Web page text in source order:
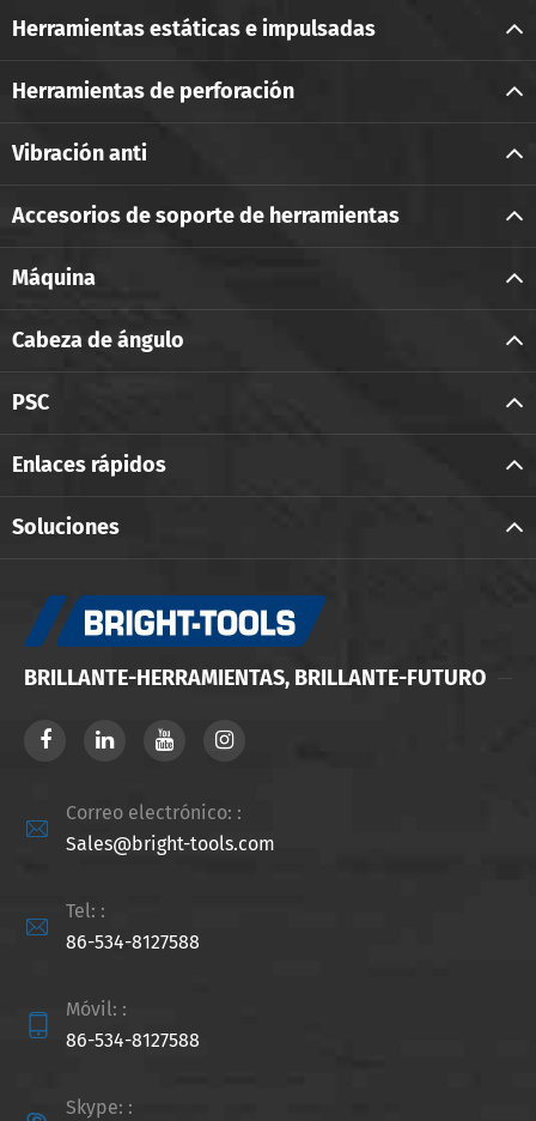
Herramientas estáticas e impulsadas
Herramientas de perforación
Vibración anti
Accesorios de soporte de herramientas
Máquina
Cabeza de ángulo
PSC
Enlaces rápidos
Soluciones
BRILLANTE-HERRAMIENTAS, BRILLANTE-FUTURO

Correo electrónico: :
Sales@bright-tools.com

Tel: :
86-534-8127588

Móvil: :
86-534-8127588
Skype: :